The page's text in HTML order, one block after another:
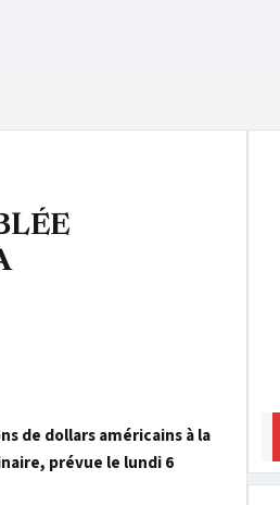
de dollars américains à la
prévue le lundi 6